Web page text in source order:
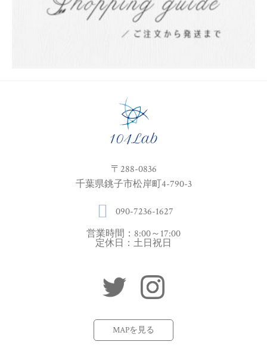
〒288-0836
千葉県銚子市松岸町4-790-3
090-7236-1627
営業時間：8:00～17:00
定休日：土日祝日
MAPを見る